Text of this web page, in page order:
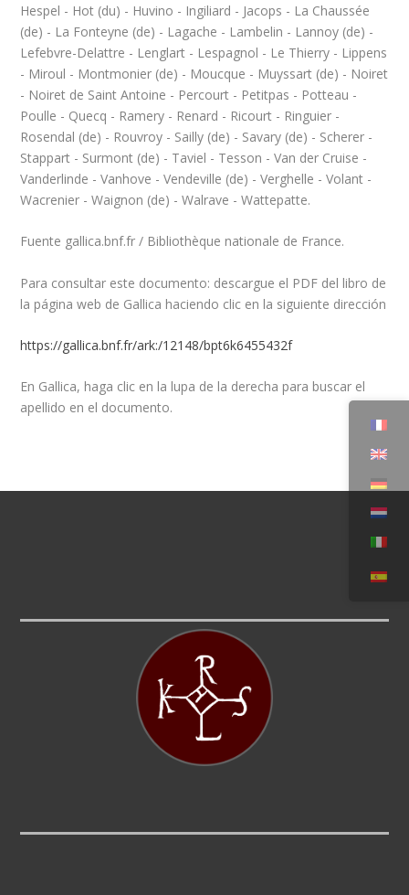
Hespel - Hot (du) - Huvino - Ingiliard - Jacops - La Chaussée
(de) - La Fonteyne (de) - Lagache - Lambelin - Lannoy (de) -
Lefebvre-Delattre - Lenglart - Lespagnol - Le Thierry - Lippens
- Miroul - Montmonier (de) - Moucque - Muyssart (de) - Noiret
- Noiret de Saint Antoine - Percourt - Petitpas - Potteau -
Poulle - Quecq - Ramery - Renard - Ricourt - Ringuier -
Rosendal (de) - Rouvroy - Sailly (de) - Savary (de) - Scherer -
Stappart - Surmont (de) - Taviel - Tesson - Van der Cruise -
Vanderlinde - Vanhove - Vendeville (de) - Verghelle - Volant -
Wacrenier - Waignon (de) - Walrave - Wattepatte.
Fuente gallica.bnf.fr / Bibliothèque nationale de France.
Para consultar este documento: descargue el PDF del libro de
la página web de Gallica haciendo clic en la siguiente dirección
https://gallica.bnf.fr/ark:/12148/bpt6k6455432f
En Gallica, haga clic en la lupa de la derecha para buscar el
apellido en el documento.